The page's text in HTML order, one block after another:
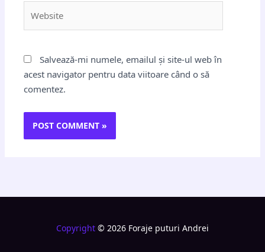
Salvează-mi numele, emailul și site-ul web în
acest navigator pentru data viitoare când o să
comentez.
Copyright © 2026 Foraje puturi Andrei